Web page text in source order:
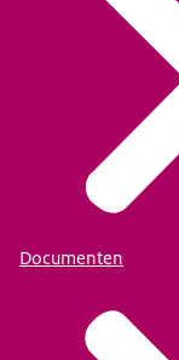
Documenten